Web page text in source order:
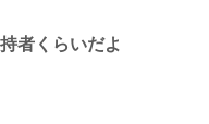
者くらいだよ